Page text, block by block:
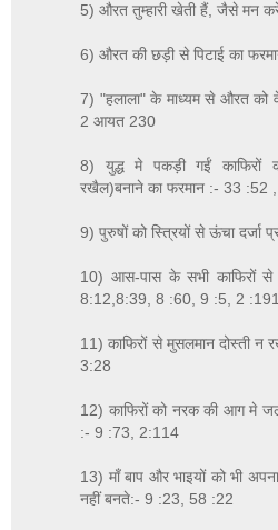
5) औरत तुम्हारी खेती हैं, जैसे मन
6) औरत की छड़ी से पिटाई का
7) "हलाला" के माध्यम से औरत को
2 आयत 230
8) युद्ध मे पकड़ी गईं काफिरों
रखैल)बनाने का फरमान :- 33 :52
9) पुरुषों को स्त्रियों से ऊंचा दर्जा
10) आस-पास के सभी काफिरों से
8:12,8:39, 8 :60, 9 :5, 2
11) काफिरों से मुसलमान दोस्ती न
3:28
12) काफिरों को नरक की आग मे
:- 9 :73, 2:114
13) माँ बाप और भाइयों को भी
नहीं बनते:- 9 :23, 58 :22